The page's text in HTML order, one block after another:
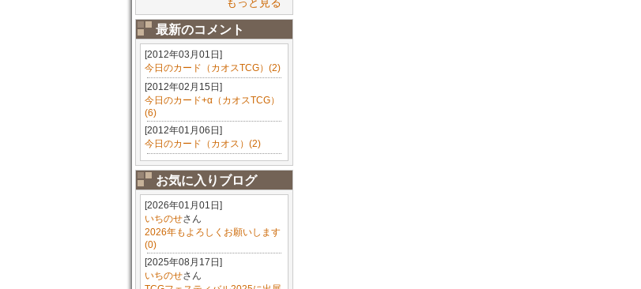
最新のコメント
[2012年03月01日]
今日のカード（カオスTCG）(2)
[2012年02月15日]
今日のカード+α（カオスTCG）
(6)
[2012年01月06日]
今日のカード（カオス）(2)
お気に入りブログ
[2026年01月01日]
いちのせさん
2026年もよろしくお願いします
(0)
[2025年08月17日]
いちのせさん